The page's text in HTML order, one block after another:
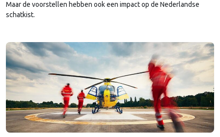
Maar de voorstellen hebben ook een impact op de Nederlandse
schatkist.